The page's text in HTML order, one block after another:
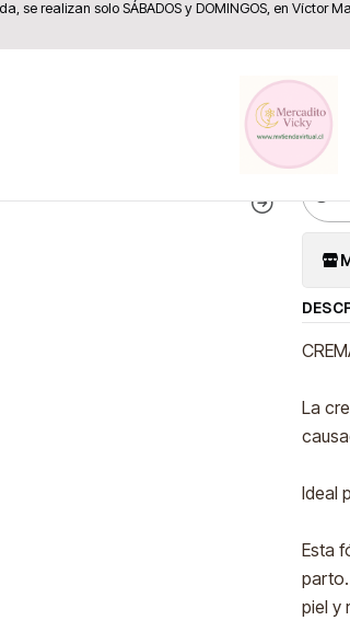
se realizan solo SÁBADOS y DOMINGOS, en Víctor
Belleza y Cuidado Personal
La
Ideal
Esta
piel y